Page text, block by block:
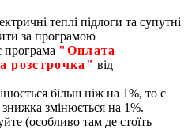
теплі підлоги та супутні
за програмою
програма "Оплата
розстрочка" від
більш ніж на 1%, то є
знижка змінюється на 1%.
(особливо там де стоїть